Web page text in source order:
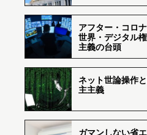
アフター・コロ
世界・デジタル
主義の台頭
ネット世論操作
主主義
ガマンしない省